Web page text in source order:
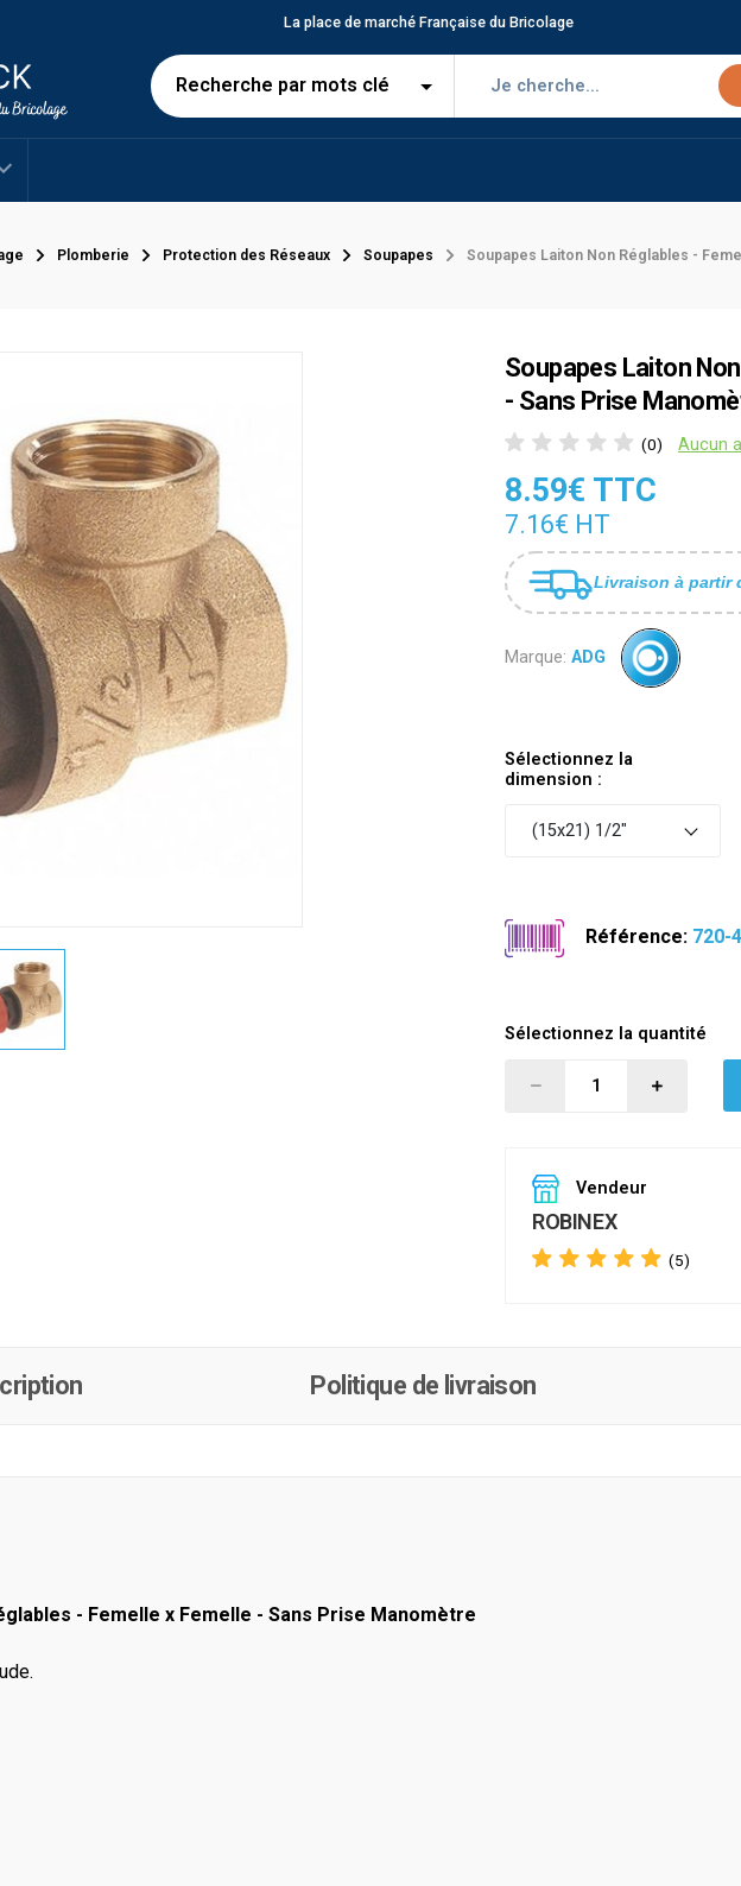
La place de marché Française du Bricolage
Plomberie Protection des Réseaux Soupapes Soupapes Laiton Non Réglables -
Soupapes Laiton
- Sans Prise
(0) Aucun
8.59€ TTC
7.16€ HT
Livraison à partir
Marque: ADG
Sélectionnez la
dimension :
(15x21) 1/2"
Référence: 720-
Sélectionnez la quantité
Vendeur
ROBINEX
(5)
Politique de livraison
- Femelle x Femelle - Sans Prise Manomètre